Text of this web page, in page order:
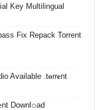
Key Multilingual
Fix Repack Torrent
Available .t𝐨rr𝐞nt
Downl𝚘аd